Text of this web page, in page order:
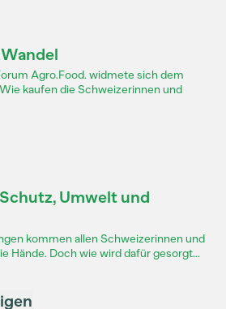
Agro.Food. widmete sich dem
kaufen die Schweizerinnen und
Umwelt und
kommen allen Schweizerinnen und
Hände. Doch wie wird dafür gesorgt...